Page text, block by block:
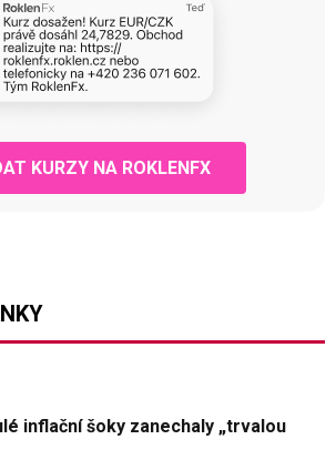
KURZY NA ROKLENFX
inflační šoky zanechaly „trvalou